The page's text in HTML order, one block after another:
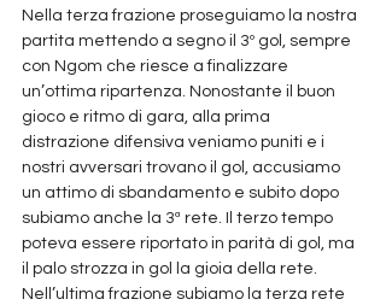
Nella terza frazione proseguiamo la nostra
partita mettendo a segno il 3º gol, sempre
con Ngom che riesce a finalizzare
un’ottima ripartenza. Nonostante il buon
gioco e ritmo di gara, alla prima
distrazione difensiva veniamo puniti e i
nostri avversari trovano il gol, accusiamo
un attimo di sbandamento e subito dopo
subiamo anche la 3ª rete. Il terzo tempo
poteva essere riportato in parità di gol, ma
il palo strozza in gol la gioia della rete.
Nell’ultima frazione subiamo la terza rete